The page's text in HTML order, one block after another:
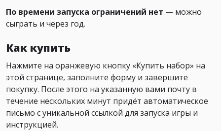
По времени запуска ограничений нет — можно
сыграть и через год.
Как купить
Нажмите на оранжевую кнопку «Купить набор» на
этой странице, заполните форму и завершите
покупку. После этого на указанную вами почту в
течение нескольких минут придёт автоматическое
письмо с уникальной ссылкой для запуска игры и
инструкцией.